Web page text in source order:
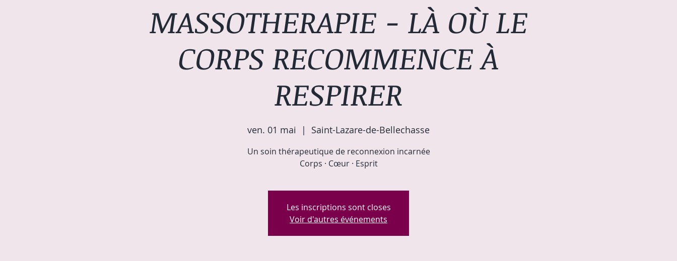
MASSOTHERAPIE - LÀ OÙ LE
CORPS RECOMMENCE À
RESPIRER
ven. 01 mai
  |
Saint-Lazare-de-Bellechasse
Un soin thérapeutique de reconnexion incarnée
Corps · Cœur · Esprit
Les inscriptions sont closes
Voir d'autres événements